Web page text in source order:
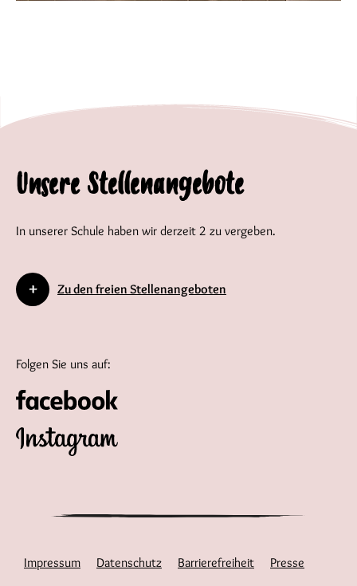
Unsere Stellenangebote
In unserer Schule haben wir derzeit 2 zu vergeben.
Zu den freien Stellenangeboten
Folgen Sie uns auf:
Impressum Datenschutz Barrierefreiheit Presse